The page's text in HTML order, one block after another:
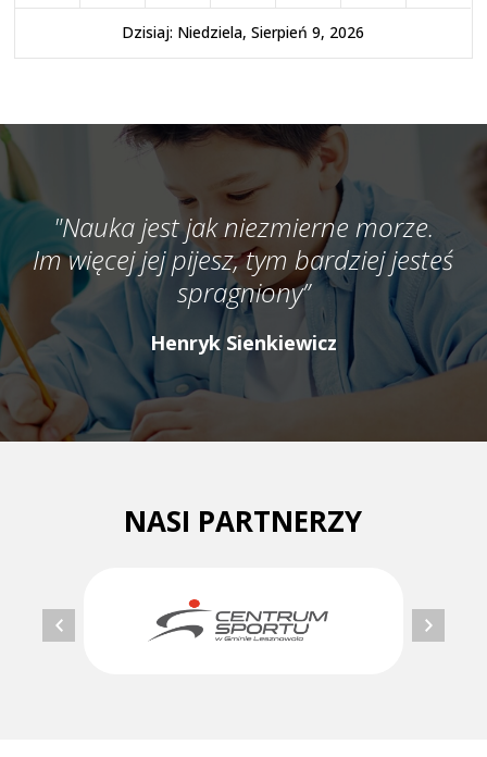
Dzisiaj: Niedziela, Sierpień 9, 2026
"Nauka jest jak niezmierne morze.
Im więcej jej pijesz, tym bardziej jesteś
spragniony”
Henryk Sienkiewicz
NASI PARTNERZY